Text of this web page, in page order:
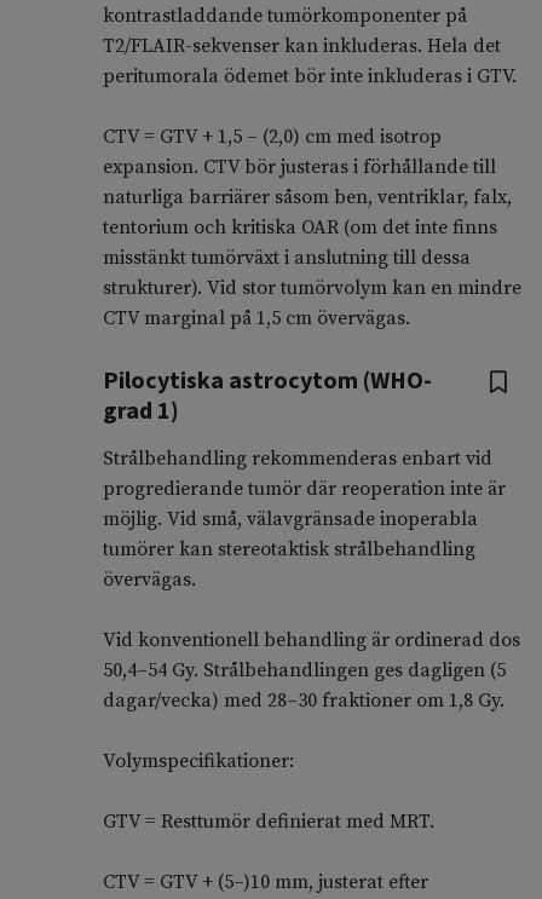
kontrastladdande tumörkomponenter på
T2/FLAIR-sekvenser kan inkluderas. Hela det
peritumorala ödemet bör inte inkluderas i GTV.
CTV = GTV + 1,5 – (2,0) cm med isotrop
expansion. CTV bör justeras i förhållande till
naturliga barriärer såsom ben, ventriklar, falx,
tentorium och kritiska OAR (om det inte finns
misstänkt tumörväxt i anslutning till dessa
strukturer). Vid stor tumörvolym kan en mindre
CTV marginal på 1,5 cm övervägas.
Pilocytiska astrocytom (WHO-
grad 1)
Strålbehandling rekommenderas enbart vid
progredierande tumör där reoperation inte är
möjlig. Vid små, välavgränsade inoperabla
tumörer kan stereotaktisk strålbehandling
övervägas.
Vid konventionell behandling är ordinerad dos
50,4–54 Gy. Strålbehandlingen ges dagligen (5
dagar/vecka) med 28–30 fraktioner om 1,8 Gy.
Volymspecifikationer:
GTV = Resttumör definierat med MRT.
CTV = GTV + (5–)10 mm, justerat efter